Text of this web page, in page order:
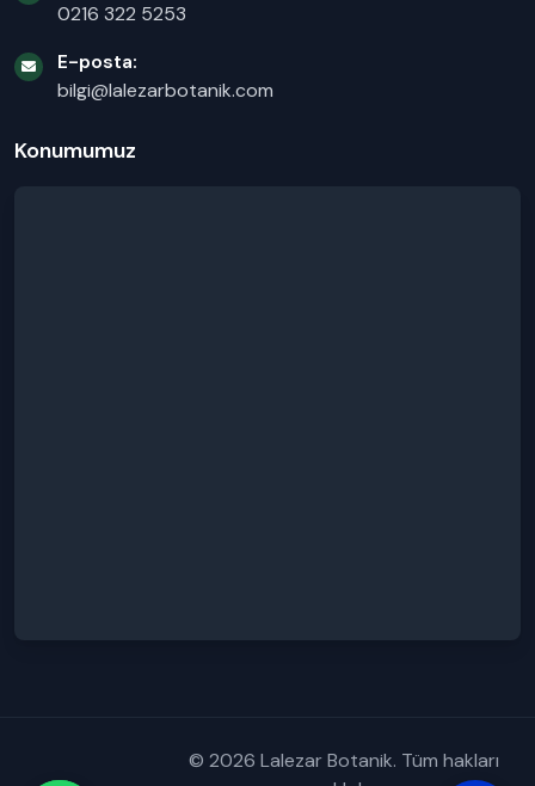
0216 322 5253
E-posta:
bilgi@lalezarbotanik.com
Konumumuz
© 2026 Lalezar Botanik. Tüm hakları